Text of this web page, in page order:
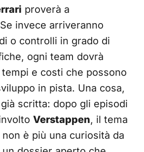
proverà a
invece arriveranno
o controlli in grado di
ogni team dovrà
e costi che possono
in pista. Una cosa,
scritta: dopo gli episodi
Verstappen, il tema
non è più una curiosità da